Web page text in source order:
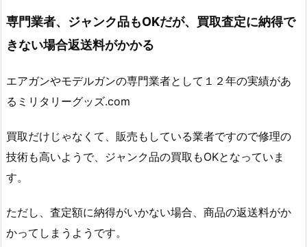
専門業者、ジャンク品もOKだが、買取査定に納得で
きない場合返送料がかかる
エアガンやモデルガンの専門業者として１２年の実績があ
るミリタリーグッズ.com
買取だけじゃなくて、販売もしている業者ですので修理の
技術も高いようで、ジャンク品の買取もOKとなっていま
す。
ただし、査定額に納得がいかない場合、商品の返送料がか
かってしまうようです。